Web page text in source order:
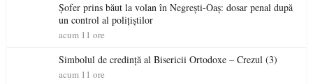
Șofer prins băut la volan în Negrești-Oaș: dosar penal după
un control al polițiștilor
acum 11 ore
Simbolul de credinţă al Bisericii Ortodoxe – Crezul (3)
acum 11 ore